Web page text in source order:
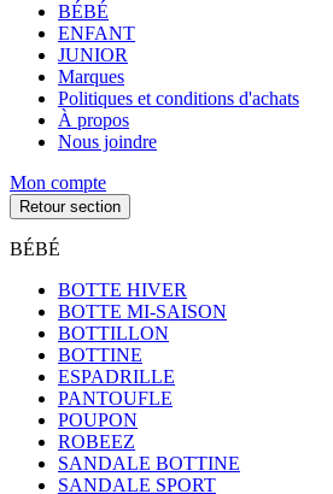
BÉBÉ
ENFANT
JUNIOR
Marques
Politiques et conditions d'achats
À propos
Nous joindre
Mon compte
Retour section
BÉBÉ
BOTTE HIVER
BOTTE MI-SAISON
BOTTILLON
BOTTINE
ESPADRILLE
PANTOUFLE
POUPON
ROBEEZ
SANDALE BOTTINE
SANDALE SPORT